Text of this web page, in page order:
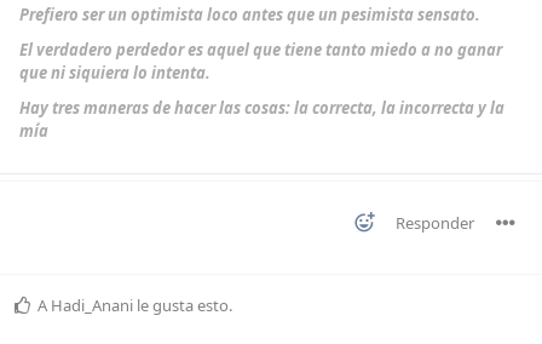
Prefiero ser un optimista loco antes que un pesimista sensato.
El verdadero perdedor es aquel que tiene tanto miedo a no ganar
que ni siquiera lo intenta.
Hay tres maneras de hacer las cosas: la correcta, la incorrecta y la
mía
Responder
A Hadi_Anani le gusta esto.